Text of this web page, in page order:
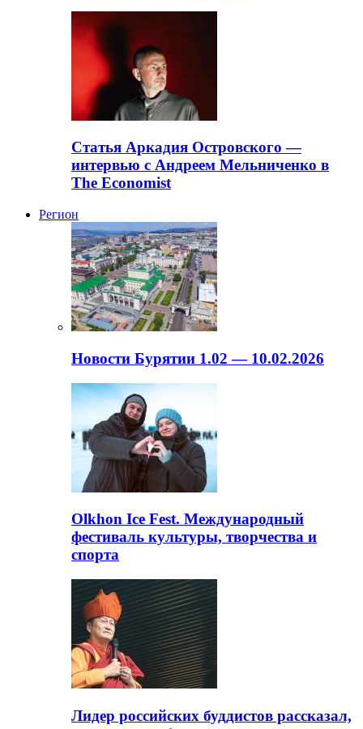
Статья Аркадия Островского —
интервью с Андреем Мельниченко в
The Economist
Регион
Новости Бурятии 1.02 — 10.02.2026
Olkhon Ice Fest. Международный
фестиваль культуры, творчества и
спорта
Лидер российских буддистов рассказал,